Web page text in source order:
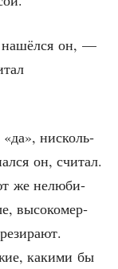
он, —
«да», нисколь­
он, счи­тал.
же нелю­би­
высо­ко­мер­
каки­ми бы